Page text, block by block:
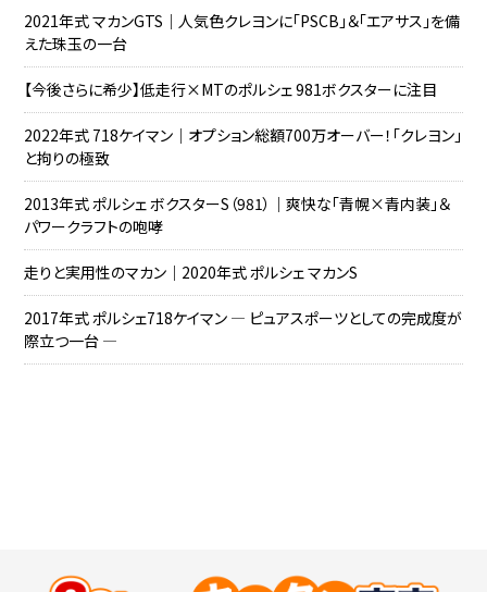
2021年式 マカンGTS｜人気色クレヨンに「PSCB」＆「エアサス」を備
えた珠玉の一台
【今後さらに希少】低走行×MTのポルシェ 981ボクスターに注目
2022年式 718ケイマン｜オプション総額700万オーバー！「クレヨン」
と拘りの極致
2013年式 ポルシェ ボクスターS（981）｜爽快な「青幌×青内装」＆
パワークラフトの咆哮
走りと実用性のマカン｜2020年式 ポルシェ マカンS
2017年式 ポルシェ718ケイマン ― ピュアスポーツとしての完成度が
際立つ一台 ―